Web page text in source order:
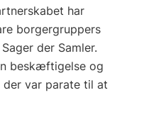
har
borgergruppers
der Samler.
beskæftigelse og
var parate til at